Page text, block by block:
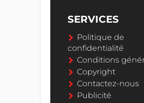
SERVICES
Politique de
confidentialité
Conditions
Copyright
Contactez-nous
Publicité